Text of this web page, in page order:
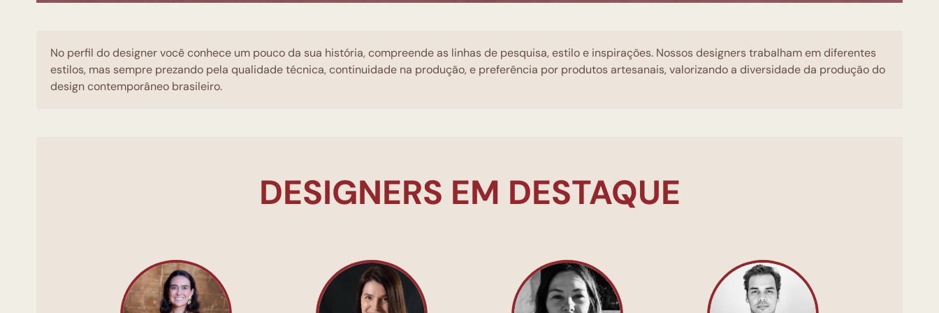
No perfil do designer você conhece um pouco da sua história, compreende as linhas de pesquisa, estilo e inspirações. Nossos designers trabalham em diferentes
estilos, mas sempre prezando pela qualidade técnica, continuidade na produção, e preferência por produtos artesanais, valorizando a diversidade da produção do
design contemporâneo brasileiro.
DESIGNERS EM DESTAQUE